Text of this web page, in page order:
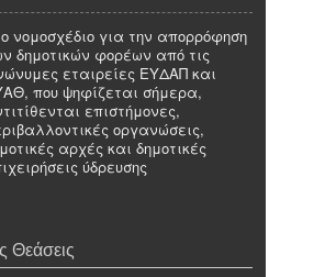
νομοσχέδιο για την απορρόφηση
δημοτικών φορέων από τις
εταιρείες ΕΥΔΑΠ και
που ψηφίζεται σήμερα,
επιστήμονες,
οργανώσεις,
αρχές και δημοτικές
ύδρευσης
Θεάσεις